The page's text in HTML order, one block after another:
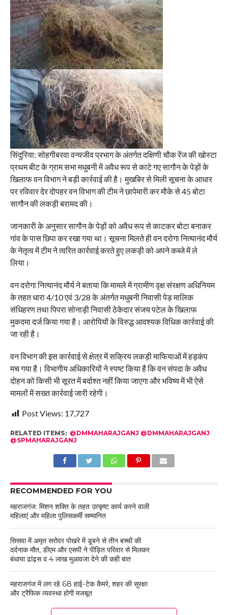
सिंदुरिया: सोहगीबरवा वन्यजीव प्रभाग के अंतर्गत दक्षिणी चौक रेंज की खोस्टा
प्रथम बीट के ग्राम सभा मधुबनी में अवैध रूप से काटे गए सागौन के पेड़ों के
खिलाफ वन विभाग ने बड़ी कार्रवाई की है। मुखबिर से मिली सूचना के आधार
पर रविवार देर दोपहर वन विभाग की टीम ने छापेमारी कर मौके से 45 बोटा
सागौन की लकड़ी बरामद की।
जानकारी के अनुसार सागौन के पेड़ों को अवैध रूप से काटकर बोटा बनाकर
गांव के पास छिपा कर रखा गया था। सूचना मिलते ही वन दरोगा नित्यानंद मौर्य
के नेतृत्व में टीम ने त्वरित कार्रवाई करते हुए लकड़ी को अपने कब्जे में ले
लिया।
वन दरोगा नित्यानंद मौर्य ने बताया कि मामले में ग्रामीण वृक्ष संरक्षण अधिनियम
के तहत धारा 4/10 एवं 3/28 के अंतर्गत मधुबनी निवासी पेड़ मालिक
संधिहरण तथा पिपरा सोनाड़ी निवासी ठेकेदार संजय पटेल के खिलाफ
मुकदमा दर्ज किया गया है। आरोपियों के विरुद्ध आवश्यक विधिक कार्रवाई की
जा रही है।
वन विभाग की इस कार्रवाई से क्षेत्र में सक्रिय लकड़ी माफियाओं में हड़कंप
मच गया है। विभागीय अधिकारियों ने स्पष्ट किया है कि वन संपदा के अवैध
दोहन को किसी भी सूरत में बर्दाश्त नहीं किया जाएगा और भविष्य में भी ऐसे
मामलों में सख्त कार्रवाई जारी रहेगी।
Post Views: 17,727
RELATED ITEMS: @DMMAHARAJGANJ @DMMAHARAJGANJ
@SPMAHARAJGANJ
RECOMMENDED FOR YOU
महराजगंज: मिशन शक्ति के तहत उत्कृष्ट कार्य करने वाली
महिलाएं और महिला पुलिसकर्मी सम्मानित
सिसवा में अमृत सरोवर पोखरे में डूबने से तीन बच्चों की
दर्दनाक मौत, डीएम और एसपी ने पीड़ित परिवार से मिलकर
बंधाया ढांढ़स व 4 लाख मुआवजा देने की कही बात
महराजगंज में लग रहे 68 हाई-टेक कैमरे, शहर की सुरक्षा
और ट्रैफिक व्यवस्था होगी मजबूत